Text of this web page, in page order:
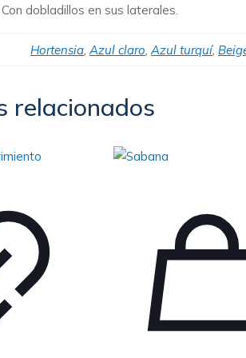
Con dobladillos en sus laterales.
Hortensia, Azul claro, Azul turquí,
relacionados